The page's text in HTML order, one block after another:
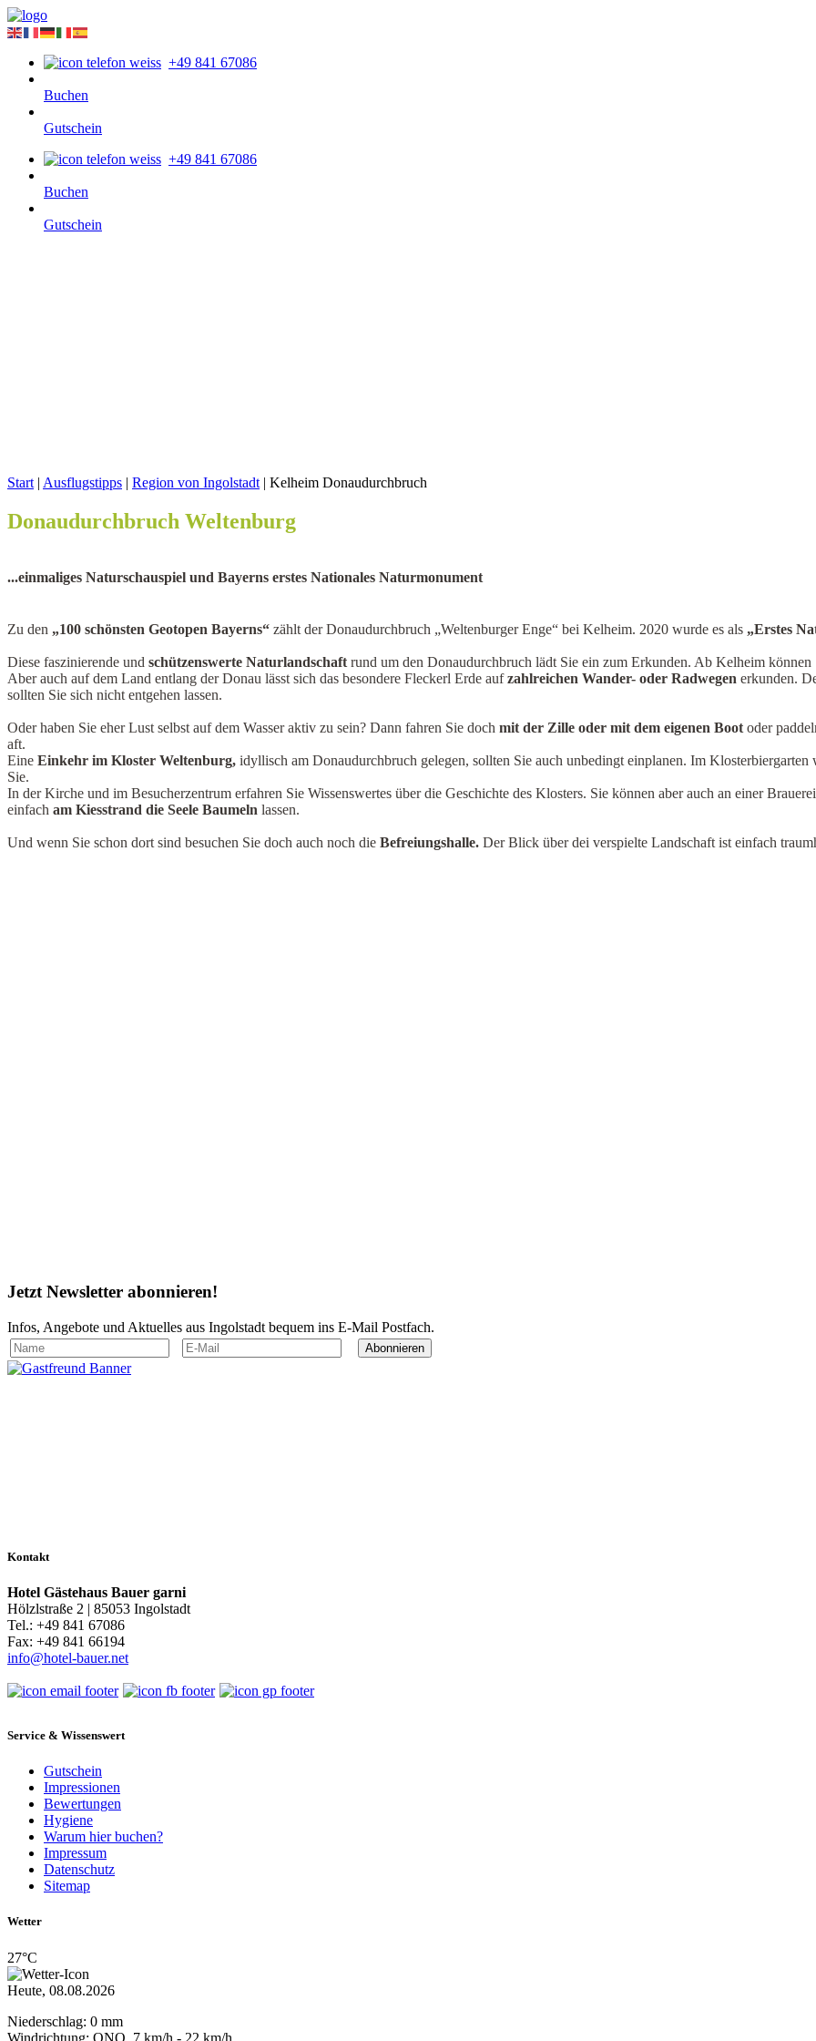
+49 841 67086
Buchen
Gutschein
+49 841 67086
Buchen
Gutschein
Start | Ausflugstipps | Region von Ingolstadt | Kelheim Donaudurchbruch
Donaudurchbruch Weltenburg
...einmaliges Naturschauspiel und Bayerns erstes Nationales Naturmonument
Zu den „100 schönsten Geotopen Bayerns“ zählt der Donaudurchbruch „Weltenburger Enge“ bei Kelheim. 2020 wurde es als „Erstes
Diese faszinierende und schützenswerte Naturlandschaft rund um den Donaudurchbruch lädt Sie ein zum Erkunden. Ab Kelheim
Aber auch auf dem Land entlang der Donau lässt sich das besondere Fleckerl Erde aufzahlreichen Wander- oder Radwegen erkunden.
sollten Sie sich nicht entgehen lassen.
Oder haben Sie eher Lust selbst auf dem Wasser aktiv zu sein? Dann fahren Sie doch mit der Zille oder mit dem eigenen Boot oder
aft.
Eine Einkehr im Kloster Weltenburg, idyllisch am Donaudurchbruch gelegen, sollten Sie auch unbedingt einplanen. Im Klosterbiergarten
Sie.
In der Kirche und im Besucherzentrum erfahren Sie Wissenswertes über die Geschichte des Klosters. Sie können aber auch an einer
einfach am Kiesstrand die Seele Baumeln lassen.
Und wenn Sie schon dort sind besuchen Sie doch auch noch die Befreiungshalle. Der Blick über dei verspielte Landschaft ist einfach
Jetzt Newsletter abonnieren!
Infos, Angebote und Aktuelles aus Ingolstadt bequem ins E-Mail Postfach.
Abonnieren
Kontakt
Hotel Gästehaus Bauer garni
Hölzlstraße 2 | 85053 Ingolstadt
Tel.: +49 841 67086
Fax: +49 841 66194
info@hotel-bauer.net
Service & Wissenswert
Gutschein
Impressionen
Bewertungen
Hygiene
Warum hier buchen?
Impressum
Datenschutz
Sitemap
Wetter
27°C
Heute, 08.08.2026
Niederschlag: 0 mm
Windrichtung: ONO, 7 km/h - 22 km/h